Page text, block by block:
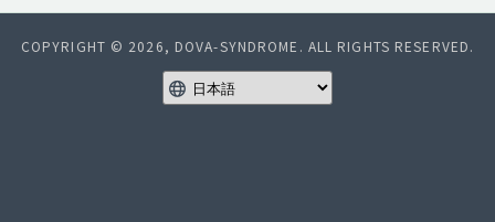
COPYRIGHT © 2026, DOVA-SYNDROME. ALL RIGHTS RESERVED.